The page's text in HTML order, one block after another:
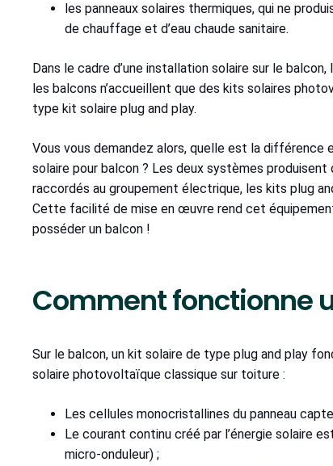
les panneaux solaires thermiques, qui ne
de chauffage et d’eau chaude sanitaire.
Dans le cadre d’une installation solaire sur le
les balcons n’accueillent que des kits solaires
type kit solaire plug and play.
Vous vous demandez alors, quelle est la différence
solaire pour balcon ? Les deux systèmes
raccordés au groupement électrique, les kits plug
Cette facilité de mise en œuvre rend cet
posséder un balcon !
Comment fonctionne
Sur le balcon, un kit solaire de type plug and play
solaire photovoltaïque classique sur toiture :
Les cellules monocristallines du panneau
Le courant continu créé par l’énergie solaire
micro-onduleur) ;